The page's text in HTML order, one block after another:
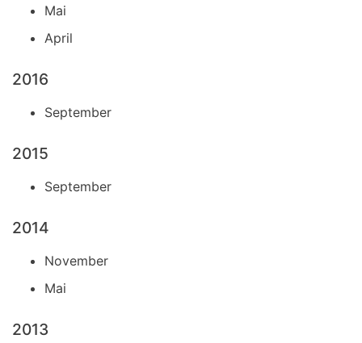
Mai
April
2016
September
2015
September
2014
November
Mai
2013